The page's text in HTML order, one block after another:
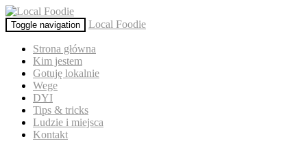
Toggle navigation Local Foodie
Strona główna
Kim jestem
Gotuję lokalnie
Wege
DYI
Tips & tricks
Ludzie i miejsca
Kontakt